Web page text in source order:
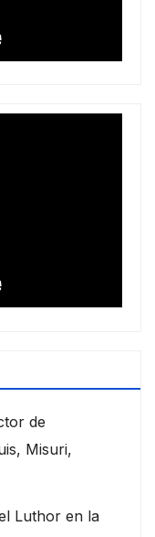
de
Misuri,
Luthor en la